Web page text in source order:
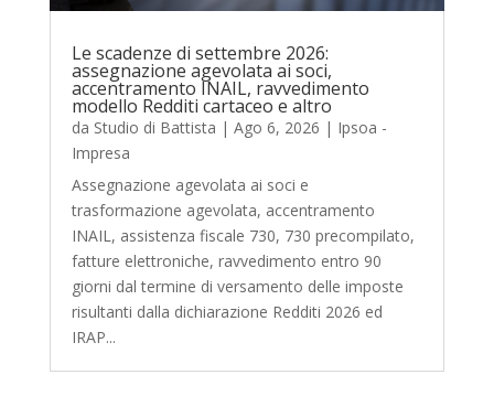
Le scadenze di settembre 2026:
assegnazione agevolata ai soci,
accentramento INAIL, ravvedimento
modello Redditi cartaceo e altro
da Studio di Battista | Ago 6, 2026 | Ipsoa -
Impresa
Assegnazione agevolata ai soci e
trasformazione agevolata, accentramento
INAIL, assistenza fiscale 730, 730 precompilato,
fatture elettroniche, ravvedimento entro 90
giorni dal termine di versamento delle imposte
risultanti dalla dichiarazione Redditi 2026 ed
IRAP...